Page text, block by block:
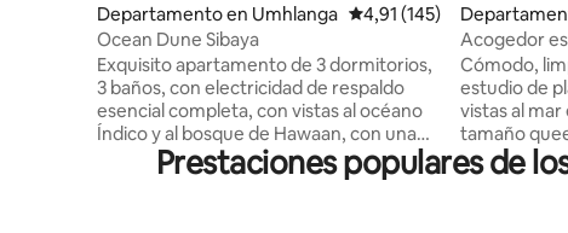
Departamento en Umhlanga Calificación promedio:
4,91 (145)
Ocean Dune Sibaya
Exquisito apartamento de 3 dormitorios,
3 baños, con electricidad de respaldo
esencial completa, con vistas al océano
Índico y al bosque de Hawaan, con una
vista de 270° desde la «Milla Dorada» de
Durban hasta Balito. Ofrece diversión
esidencial
Acogedor
Beach, con
Cómodo,
estudio de
vistas al mar
tamaño
de lujo y un Tumbona en forma de L para
relajarse.
Prestaciones populares de